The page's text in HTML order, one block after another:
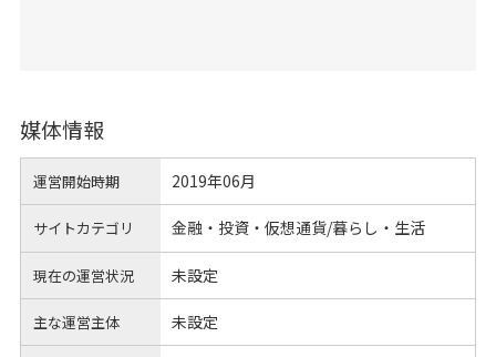
媒体情報
運営開始時期 2019年06月
サイトカテゴリ 金融・投資・仮想通貨/暮らし・生活
現在の運営状況 未設定
主な運営主体 未設定